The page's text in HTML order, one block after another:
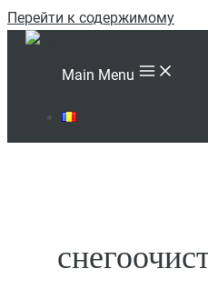
Перейти к содержимому
Main Menu